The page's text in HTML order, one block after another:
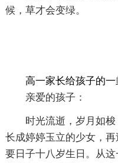
候，草才会变绿。
高一家长给孩子的一
亲爱的孩子：
时光流逝，岁月如
长成婷婷玉立的少女，
要日子十八岁生日。从